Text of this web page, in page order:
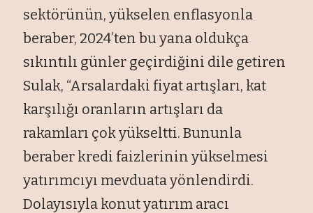
sektörünün, yükselen enflasyonla
beraber, 2024’ten bu yana oldukça
sıkıntılı günler geçirdiğini dile getiren
Sulak, “Arsalardaki fiyat artışları, kat
karşılığı oranların artışları da
rakamları çok yükseltti. Bununla
beraber kredi faizlerinin yükselmesi
yatırımcıyı mevduata yönlendirdi.
Dolayısıyla konut yatırım aracı